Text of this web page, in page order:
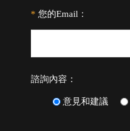
* 您的Email：
諮詢內容：
意見和建議